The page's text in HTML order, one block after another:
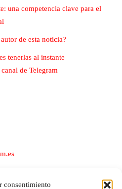
consentimiento
una competencia clave para el
de esta noticia?
tenerlas al instante
de Telegram